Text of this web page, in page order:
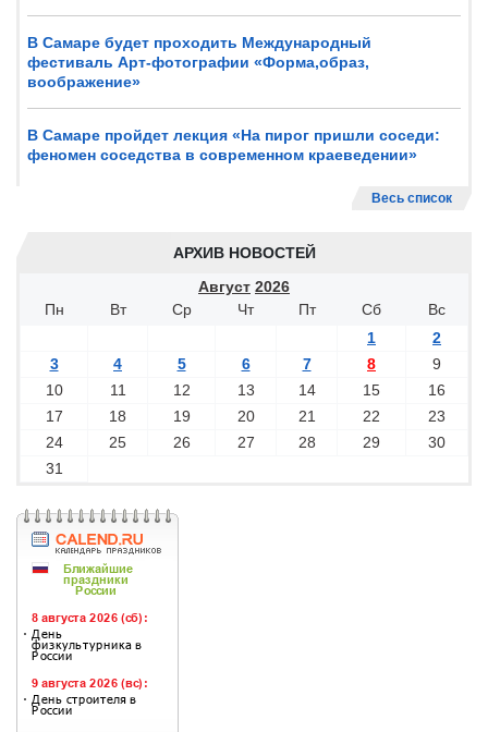
В Самаре будет проходить Международный
фестиваль Арт-фотографии «Форма,образ,
воображение»
В Самаре пройдет лекция «На пирог пришли соседи:
феномен соседства в современном краеведении»
Весь список
АРХИВ НОВОСТЕЙ
Август 2026
Пн
Вт Ср Чт Пт Сб
Вс
1
2
3
4 5 6 7 8
9
10
11 12 13 14 15
16
17
18 19 20 21 22
23
24
25 26 27 28 29
30
31